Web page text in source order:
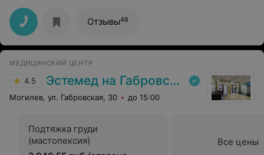
доктор, грамотно назначает лечение, очень тактичная.
Хочу пожелать ей хорошего карьерного роста.
Отдельно хочу отметить работу медицинского
персонала - каждый из них выполняет свою работу
безупречно. Спасибо за всё!
Отзывы48
МЕДИЦИНСКИЙ ЦЕНТР
4.5 Эстемед на Габровской
Могилев, ул. Габровская, 30 до 15:00
Подтяжка груди
(мастопексия)
Все цены